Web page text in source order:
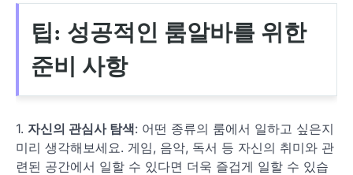
팁: 성공적인 룸알바를 위한
준비 사항
1. 자신의 관심사 탐색: 어떤 종류의 룸에서 일하고 싶은지
미리 생각해보세요. 게임, 음악, 독서 등 자신의 취미와 관
련된 공간에서 일할 수 있다면 더욱 즐겁게 일할 수 있습